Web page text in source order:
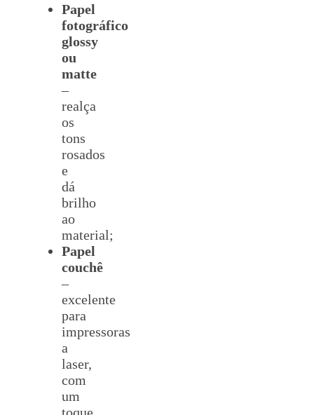
Papel
fotográfico
glossy
ou
matte
–
realça
os
tons
rosados
e
dá
brilho
ao
material;
Papel
couchê
–
excelente
para
impressoras
a
laser,
com
um